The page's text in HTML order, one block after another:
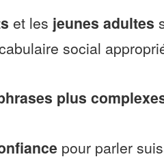
et les jeunes adultes
social
plus
pour parler